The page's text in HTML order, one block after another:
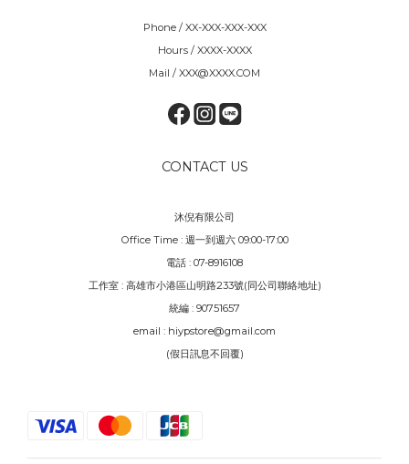
Phone / XX-XXX-XXX-XXX
Hours / XXXX-XXXX
Mail / XXX@XXXX.COM
CONTACT US
沐倪有限公司
Office Time : 週一到週六 09:00-17:00
電話 : 07-8916108
工作室 : 高雄市小港區山明路233號(同公司聯絡地址)
統編 : 90751657
email : hiypstore@gmail.com
(假日訊息不回覆)